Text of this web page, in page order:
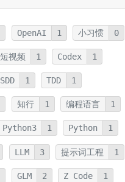
OpenAI 1 小习惯 0
短视频 1 Codex 1
SDD 1 TDD 1
知行 1 编程语言 1
Python3 1 Python 1
LLM 3 提示词工程 1
GLM 2 Z Code 1